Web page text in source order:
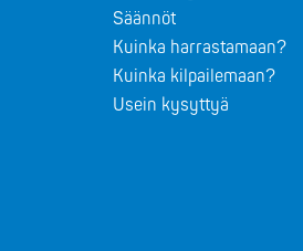
Säännöt
Kuinka harrastamaan?
Kuinka kilpailemaan?
Usein kysyttyä